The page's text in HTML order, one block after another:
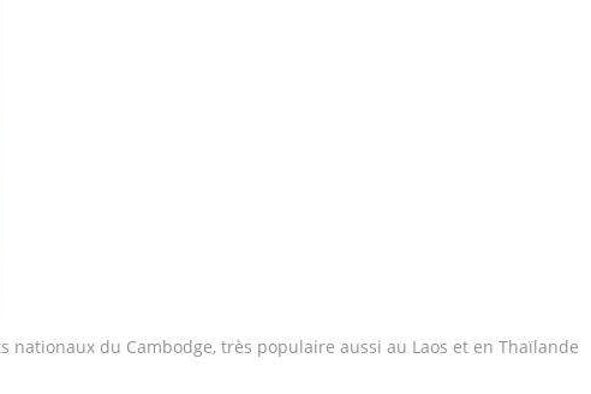
nationaux du Cambodge, très populaire aussi au Laos et en Thaïlande